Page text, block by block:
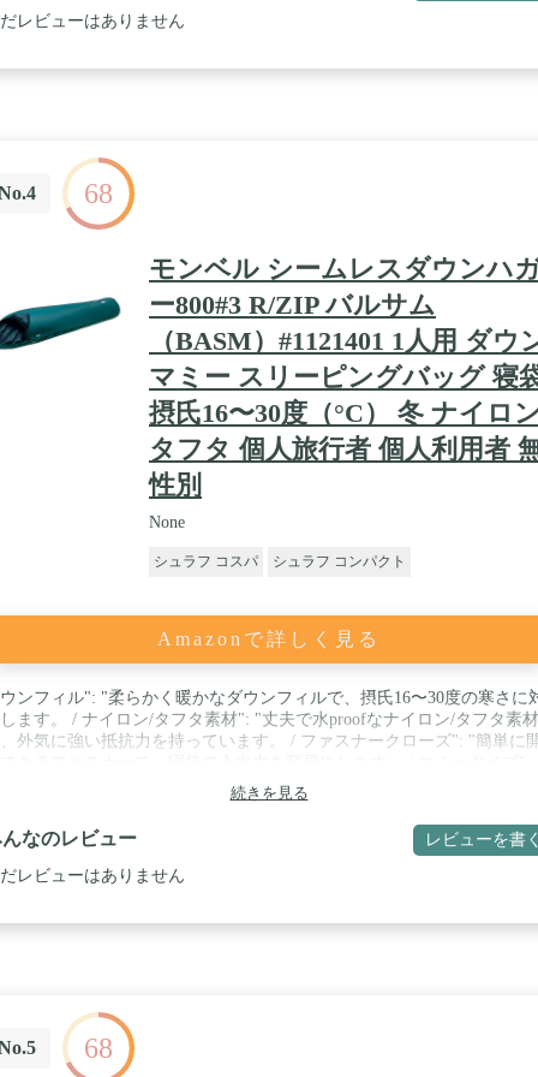
レビューはありません
68
モンベル シームレスダウンハ
ー800#3 R/ZIP バルサム
（BASM）#1121401 1人用 ダウ
マミー スリーピングバッグ 寝
摂氏16〜30度（°C） 冬 ナイロ
タフタ 個人旅行者 個人利用者
性別
None
シュラフ コスパ シュラフ コンパクト
Amazonで詳しく見る
ンフィル": "柔らかく暖かなダウンフィルで、摂氏16〜30度の寒さに
ます。 / ナイロン/タフタ素材": "丈夫で水proofなナイロン/タフタ素材
外気に強い抵抗力を持っています。 / ファスナークローズ": "簡単に
ミータイプのデザインで、体のラインに沿ってフィットし、暖を保ちや
します。 / 1人用": "1人用のサイズで、個人旅行者向けの寝袋です。
続きを見る
なのレビュー レビューを書く
レビューはありません
68